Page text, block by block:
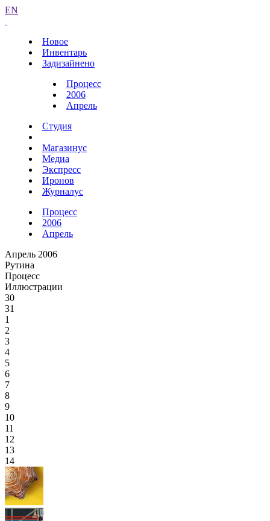
EN
Новое
Инвентарь
Задизайнено
Процесс
2006
Апрель
Студия
Магазинус
Медиа
Экспресс
Иронов
Журналус
Процесс
2006
Апрель
Апрель 2006
Рутина
Процесс
Иллюстрации
30
31
1
2
3
4
5
6
7
8
9
10
11
12
13
14